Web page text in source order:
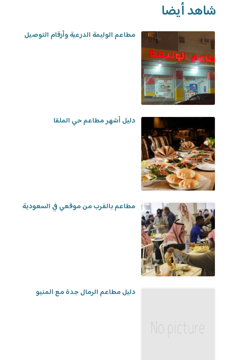
شاهد أيضا
مطاعم الوليمة الدرعية وأرقام التوصيل
دليل أشهر مطاعم حي الملقا
مطاعم بالقرب من موقعي في السعودية
دليل مطاعم الرمال جدة مع المنيو